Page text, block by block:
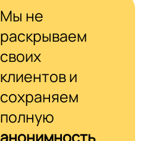
Мы не
раскрываем
своих
клиентов и
сохраняем
полную